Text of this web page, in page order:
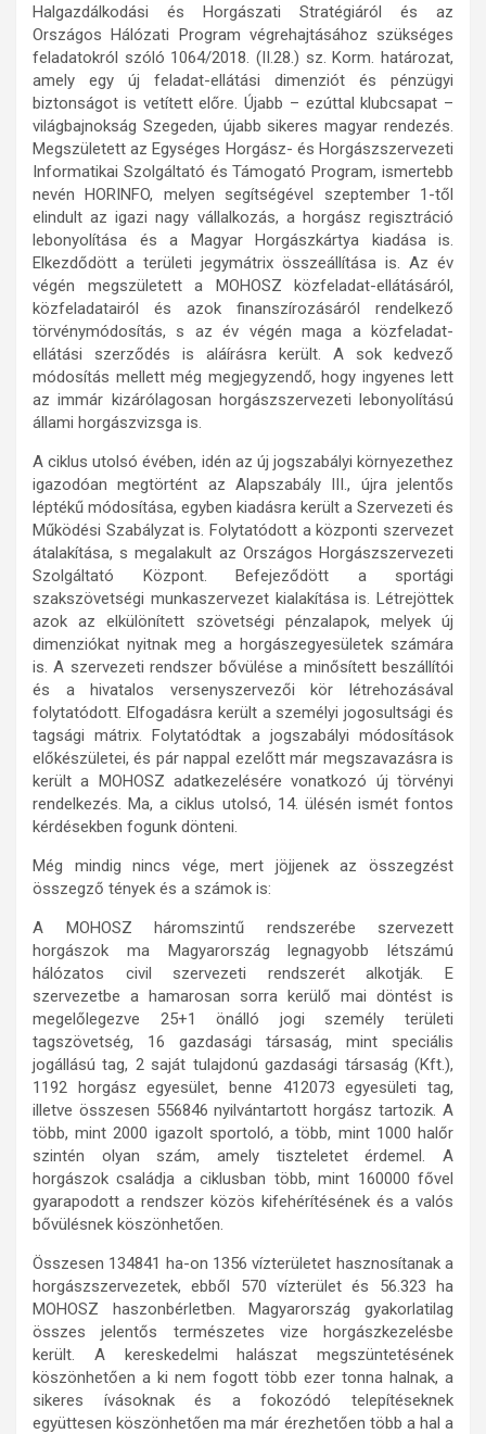
Halgazdálkodási és Horgászati Stratégiáról és az
Országos Hálózati Program végrehajtásához szükséges
feladatokról szóló 1064/2018. (II.28.) sz. Korm. határozat,
amely egy új feladat-ellátási dimenziót és pénzügyi
biztonságot is vetített előre. Újabb – ezúttal klubcsapat –
világbajnokság Szegeden, újabb sikeres magyar rendezés.
Megszületett az Egységes Horgász- és Horgászszervezeti
Informatikai Szolgáltató és Támogató Program, ismertebb
nevén HORINFO, melyen segítségével szeptember 1-től
elindult az igazi nagy vállalkozás, a horgász regisztráció
lebonyolítása és a Magyar Horgászkártya kiadása is.
Elkezdődött a területi jegymátrix összeállítása is. Az év
végén megszületett a MOHOSZ közfeladat-ellátásáról,
közfeladatairól és azok finanszírozásáról rendelkező
törvénymódosítás, s az év végén maga a közfeladat-
ellátási szerződés is aláírásra került. A sok kedvező
módosítás mellett még megjegyzendő, hogy ingyenes lett
az immár kizárólagosan horgászszervezeti lebonyolítású
állami horgászvizsga is.
A ciklus utolsó évében, idén az új jogszabályi környezethez
igazodóan megtörtént az Alapszabály III., újra jelentős
léptékű módosítása, egyben kiadásra került a Szervezeti és
Működési Szabályzat is. Folytatódott a központi szervezet
átalakítása, s megalakult az Országos Horgászszervezeti
Szolgáltató Központ. Befejeződött a sportági
szakszövetségi munkaszervezet kialakítása is. Létrejöttek
azok az elkülönített szövetségi pénzalapok, melyek új
dimenziókat nyitnak meg a horgászegyesületek számára
is. A szervezeti rendszer bővülése a minősített beszállítói
és a hivatalos versenyszervezői kör létrehozásával
folytatódott. Elfogadásra került a személyi jogosultsági és
tagsági mátrix. Folytatódtak a jogszabályi módosítások
előkészületei, és pár nappal ezelőtt már megszavazásra is
került a MOHOSZ adatkezelésére vonatkozó új törvényi
rendelkezés. Ma, a ciklus utolsó, 14. ülésén ismét fontos
kérdésekben fogunk dönteni.
Még mindig nincs vége, mert jöjjenek az összegzést
összegző tények és a számok is:
A MOHOSZ háromszintű rendszerébe szervezett
horgászok ma Magyarország legnagyobb létszámú
hálózatos civil szervezeti rendszerét alkotják. E
szervezetbe a hamarosan sorra kerülő mai döntést is
megelőlegezve 25+1 önálló jogi személy területi
tagszövetség, 16 gazdasági társaság, mint speciális
jogállású tag, 2 saját tulajdonú gazdasági társaság (Kft.),
1192 horgász egyesület, benne 412073 egyesületi tag,
illetve összesen 556846 nyilvántartott horgász tartozik. A
több, mint 2000 igazolt sportoló, a több, mint 1000 halőr
szintén olyan szám, amely tiszteletet érdemel. A
horgászok családja a ciklusban több, mint 160000 fővel
gyarapodott a rendszer közös kifehérítésének és a valós
bővülésnek köszönhetően.
Összesen 134841 ha-on 1356 vízterületet hasznosítanak a
horgászszervezetek, ebből 570 vízterület és 56.323 ha
MOHOSZ haszonbérletben. Magyarország gyakorlatilag
összes jelentős természetes vize horgászkezelésbe
került. A kereskedelmi halászat megszüntetésének
köszönhetően a ki nem fogott több ezer tonna halnak, a
sikeres ívásoknak és a fokozódó telepítéseknek
együttesen köszönhetően ma már érezhetően több a hal a